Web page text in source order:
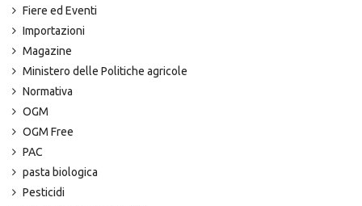
Fiere ed Eventi
Importazioni
Magazine
Ministero delle Politiche agricole
Normativa
OGM
OGM Free
PAC
pasta biologica
Pesticidi